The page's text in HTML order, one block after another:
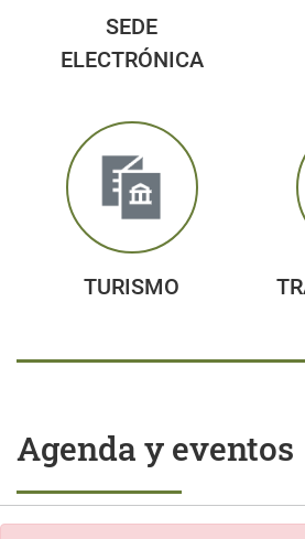
SEDE
ELECTRÓNICA
TURISMO
Agenda y eventos